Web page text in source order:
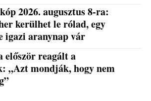
2026. augusztus 8-ra:
kerülhet le rólad, egy
igazi aranynap vár
először reagált a
„Azt mondják, hogy nem